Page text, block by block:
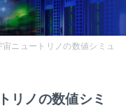
宙ニュートリノの数値シミュ
リノの数値シミ